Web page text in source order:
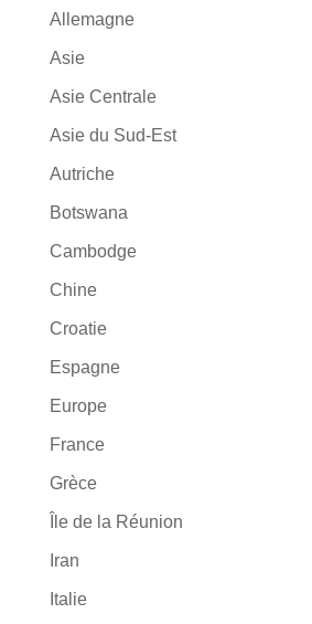
Allemagne
Asie
Asie Centrale
Asie du Sud-Est
Autriche
Botswana
Cambodge
Chine
Croatie
Espagne
Europe
France
Grèce
Île de la Réunion
Iran
Italie